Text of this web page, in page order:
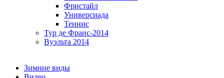
Фристайл
Универсиада
Теннис
Тур де Франс-2014
Вуэльта 2014
Зимние виды